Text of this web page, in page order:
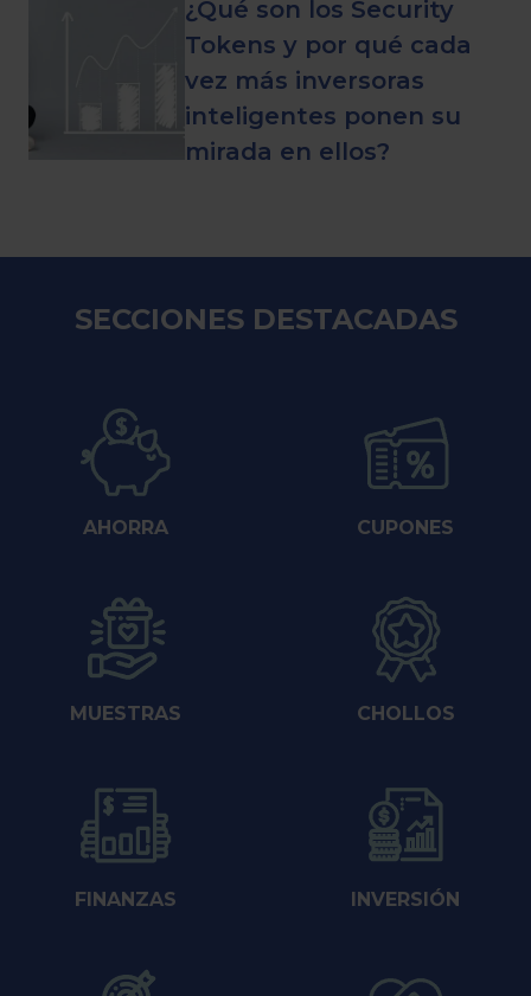
¿Qué son los Security
Tokens y por qué cada
vez más inversoras
inteligentes ponen su
mirada en ellos?
SECCIONES DESTACADAS
AHORRA CUPONES
MUESTRAS CHOLLOS
FINANZAS INVERSIÓN